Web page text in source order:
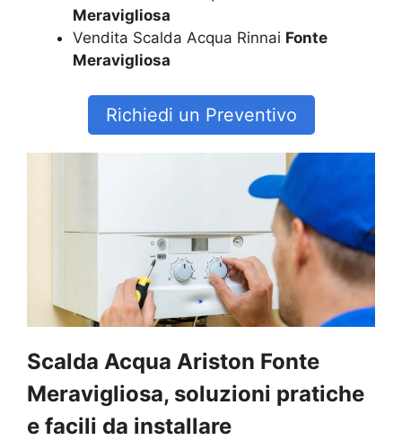
Meravigliosa
Vendita Scalda Acqua Rinnai Fonte
Meravigliosa
Richiedi un Preventivo
Scalda Acqua Ariston Fonte
Meravigliosa, soluzioni pratiche
e facili da installare